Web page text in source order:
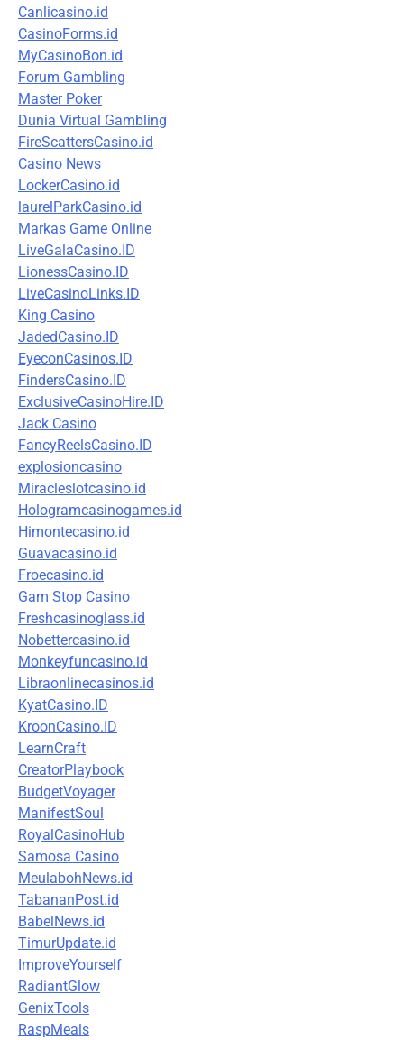
Canlicasino.id
CasinoForms.id
MyCasinoBon.id
Forum Gambling
Master Poker
Dunia Virtual Gambling
FireScattersCasino.id
Casino News
LockerCasino.id
laurelParkCasino.id
Markas Game Online
LiveGalaCasino.ID
LionessCasino.ID
LiveCasinoLinks.ID
King Casino
JadedCasino.ID
EyeconCasinos.ID
FindersCasino.ID
ExclusiveCasinoHire.ID
Jack Casino
FancyReelsCasino.ID
explosioncasino
Miracleslotcasino.id
Hologramcasinogames.id
Himontecasino.id
Guavacasino.id
Froecasino.id
Gam Stop Casino
Freshcasinoglass.id
Nobettercasino.id
Monkeyfuncasino.id
Libraonlinecasinos.id
KyatCasino.ID
KroonCasino.ID
LearnCraft
CreatorPlaybook
BudgetVoyager
ManifestSoul
RoyalCasinoHub
Samosa Casino
MeulabohNews.id
TabananPost.id
BabelNews.id
TimurUpdate.id
ImproveYourself
RadiantGlow
GenixTools
RaspMeals